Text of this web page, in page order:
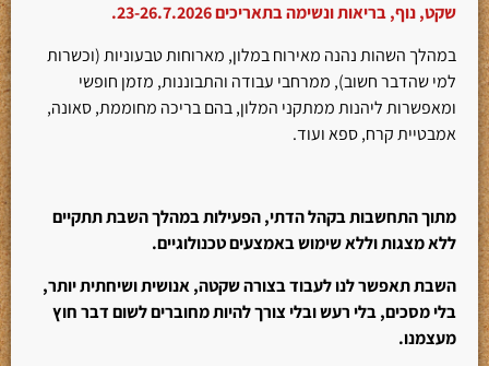
שקט, נוף, בריאות ונשימה בתאריכים 23-26.7.2026.
במהלך השהות נהנה מאירוח במלון, מארוחות טבעוניות (וכשרות
למי שהדבר חשוב), ממרחבי עבודה והתבוננות, מזמן חופשי
ומאפשרות ליהנות ממתקני המלון, בהם בריכה מחוממת, סאונה,
אמבטיית קרח, ספא ועוד.
מתוך התחשבות בקהל הדתי, הפעילות במהלך השבת תתקיים
ללא מצגות וללא שימוש באמצעים טכנולוגיים.
השבת תאפשר לנו לעבוד בצורה שקטה, אנושית ושיחתית יותר,
בלי מסכים, בלי רעש ובלי צורך להיות מחוברים לשום דבר חוץ
מעצמנו.